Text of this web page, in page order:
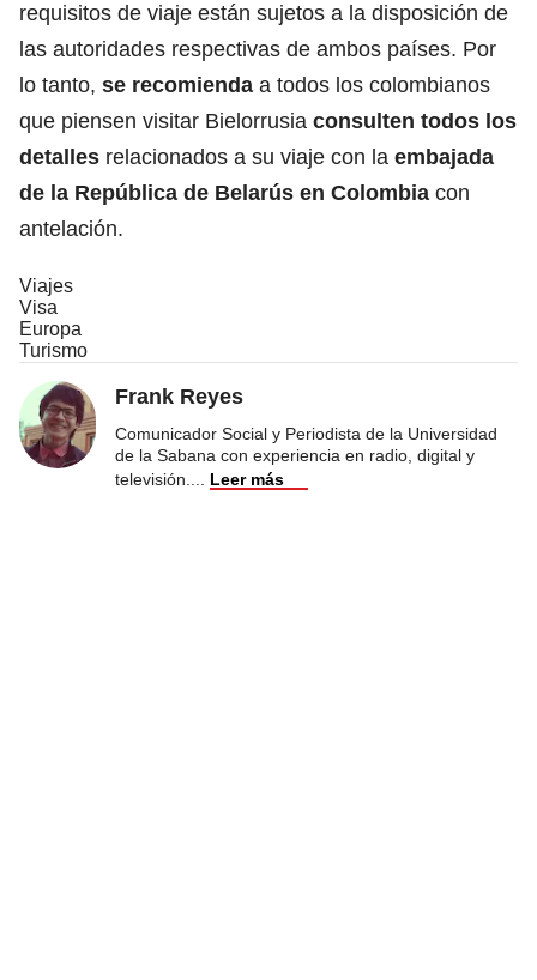
requisitos de viaje están sujetos a la disposición de
las autoridades respectivas de ambos países. Por
lo tanto, se recomienda a todos los colombianos
que piensen visitar Bielorrusia consulten todos los
detalles relacionados a su viaje con la embajada
de la República de Belarús en Colombia con
antelación.
Viajes
Visa
Europa
Turismo
Frank Reyes
Comunicador Social y Periodista de la Universidad
de la Sabana con experiencia en radio, digital y
televisión.
Leer más